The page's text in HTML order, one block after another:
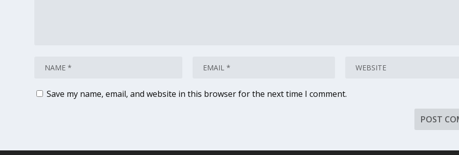
Save my name, email, and website in this browser for the next time I comment.